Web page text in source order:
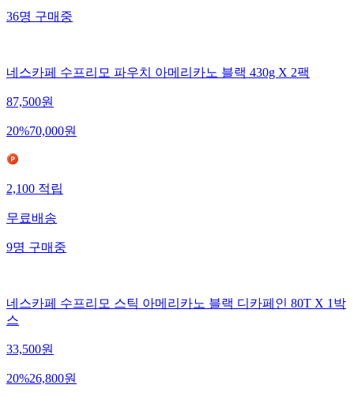
36명구매중
네스카페 수프리모 파우치 아메리카노 블랙 430g X 2팩
87,500원
20%70,000원
2,100적립
무료배송
9명구매중
네스카페 수프리모 스틱 아메리카노 블랙 디카페인 80T X 1박
스
33,500원
20%26,800원